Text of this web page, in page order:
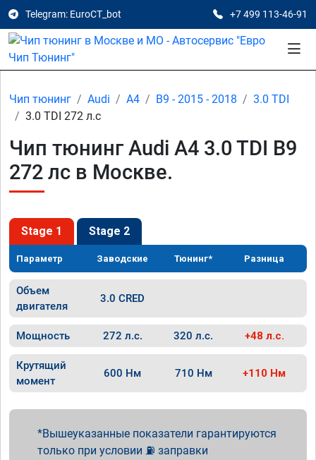
Telegram: EuroCT_bot +7 499 113-46-91
Чип тюнинг Audi A4 B9 - 2015 - 2018
3.0 TDI
3.0 TDI 272 л.с
Чип тюнинг Audi A4 3.0 TDI B9
272 лс в Москве.
Stage 1 Stage 2
Параметр Заводские Тюнинг* Разница
Объем
двигателя
3.0 CRED
Мощность 272 л.с. 320 л.с. +48 л.с.
Крутящий
момент
600 Нм 710 Нм +110 Нм
Вышеуказанные показатели гарантируются
только при условии ⛽ заправки